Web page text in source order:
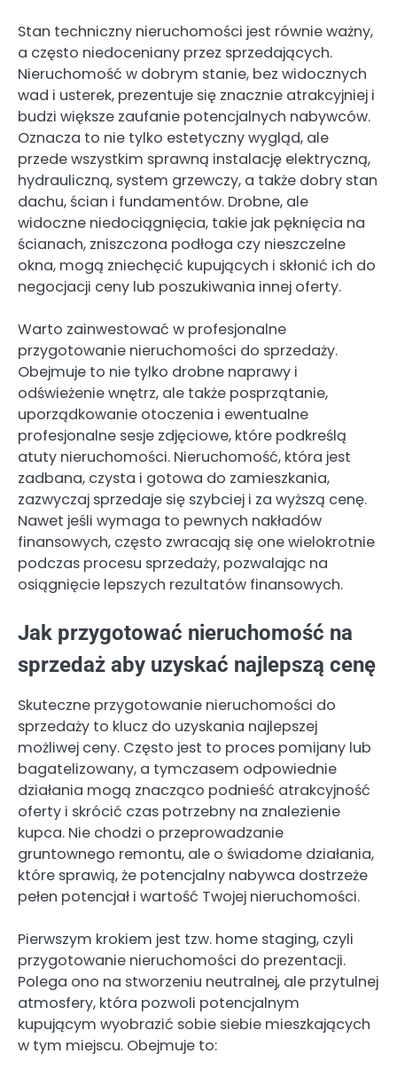
Stan techniczny nieruchomości jest równie ważny,
a często niedoceniany przez sprzedających.
Nieruchomość w dobrym stanie, bez widocznych
wad i usterek, prezentuje się znacznie atrakcyjniej i
budzi większe zaufanie potencjalnych nabywców.
Oznacza to nie tylko estetyczny wygląd, ale
przede wszystkim sprawną instalację elektryczną,
hydrauliczną, system grzewczy, a także dobry stan
dachu, ścian i fundamentów. Drobne, ale
widoczne niedociągnięcia, takie jak pęknięcia na
ścianach, zniszczona podłoga czy nieszczelne
okna, mogą zniechęcić kupujących i skłonić ich do
negocjacji ceny lub poszukiwania innej oferty.
Warto zainwestować w profesjonalne
przygotowanie nieruchomości do sprzedaży.
Obejmuje to nie tylko drobne naprawy i
odświeżenie wnętrz, ale także posprzątanie,
uporządkowanie otoczenia i ewentualne
profesjonalne sesje zdjęciowe, które podkreślą
atuty nieruchomości. Nieruchomość, która jest
zadbana, czysta i gotowa do zamieszkania,
zazwyczaj sprzedaje się szybciej i za wyższą cenę.
Nawet jeśli wymaga to pewnych nakładów
finansowych, często zwracają się one wielokrotnie
podczas procesu sprzedaży, pozwalając na
osiągnięcie lepszych rezultatów finansowych.
Jak przygotować nieruchomość na
sprzedaż aby uzyskać najlepszą cenę
Skuteczne przygotowanie nieruchomości do
sprzedaży to klucz do uzyskania najlepszej
możliwej ceny. Często jest to proces pomijany lub
bagatelizowany, a tymczasem odpowiednie
działania mogą znacząco podnieść atrakcyjność
oferty i skrócić czas potrzebny na znalezienie
kupca. Nie chodzi o przeprowadzanie
gruntownego remontu, ale o świadome działania,
które sprawią, że potencjalny nabywca dostrzeże
pełen potencjał i wartość Twojej nieruchomości.
Pierwszym krokiem jest tzw. home staging, czyli
przygotowanie nieruchomości do prezentacji.
Polega ono na stworzeniu neutralnej, ale przytulnej
atmosfery, która pozwoli potencjalnym
kupującym wyobrazić sobie siebie mieszkających
w tym miejscu. Obejmuje to: